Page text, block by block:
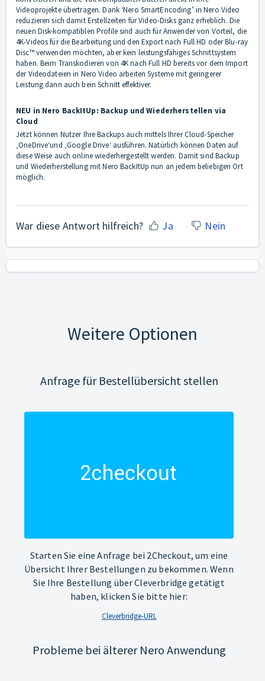
Videoprojekte übertragen. Dank ‘Nero SmartEncoding’ in Nero Video
reduzieren sich damit Erstellzeiten für Video-Disks ganz erheblich. Die
neuen Disk-kompatiblen Profile sind auch für Anwender von Vorteil, die
4K-Videos für die Bearbeitung und den Export nach Full HD oder Blu-ray
Disc™ verwenden möchten, aber kein leistungsfähiges Schnittsystem
haben. Beim Transkodieren von 4K nach Full HD bereits vor dem Import
der Videodateien in Nero Video arbeiten Systeme mit geringerer
Leistung dann auch bein Schnitt effektiver.
NEU in Nero BackItUp: Backup und Wiederherstellen via
Cloud
Jetzt können Nutzer Ihre Backups auch mittels Ihrer Cloud-Speicher
‚OneDrive‘und ‚Google Drive‘ ausführen. Natürlich können Daten auf
diese Weise auch online wiederhergestellt werden. Damit sind Backup
und Wiederherstellung mit Nero BackItUp nun an jedem beliebigen Ort
möglich.
War diese Antwort hilfreich? Ja Nein
Weitere Optionen
Anfrage für Bestellübersicht stellen
Starten Sie eine Anfrage bei 2Checkout, um eine
Übersicht Ihrer Bestellungen zu bekommen. Wenn
Sie Ihre Bestellung über Cleverbridge getätigt
haben, klicken Sie bitte hier:
Cleverbridge-URL
Probleme bei älterer Nero Anwendung